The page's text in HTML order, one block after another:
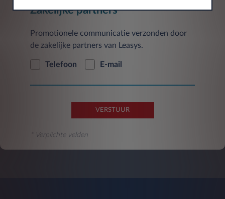
Zakelijke partners
Promotionele communicatie verzonden door
de zakelijke partners van Leasys.
Telefoon E-mail
VERSTUUR
* Verplichte velden